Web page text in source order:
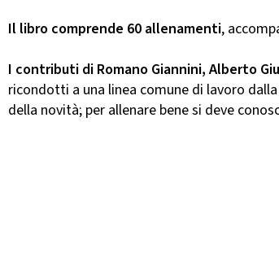
Il libro comprende 60 allenamenti,
I contributi di Romano Giannini, Alberto
ricondotti a una linea comune di lavoro
della novità; per allenare bene si deve